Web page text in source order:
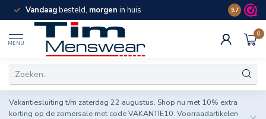
Vandaagbesteld, morgen in huis Spaar
9.7
MENU
0
Vakantiesluiting t/m zaterdag 22 augustus. Shop nu met 10% extra
korting op de zomersale met code VAKANTIE10. Voorraadartikelen